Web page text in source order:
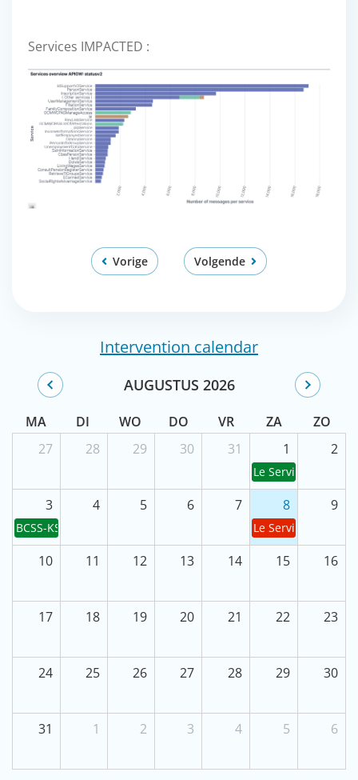
Services IMPACTED :
Vorige Volgende
Intervention calendar
AUGUSTUS 2026
MA DI WO DO VR ZA
ZO
27
28 29 30 31 1
Le Service public
2
3
BCSS-KSZ - R2026-08
4 5 6 7 8
Le Service public
9
10 11 12 13 14 15 16
17 18 19 20 21 22 23
24 25 26 27 28 29 30
31 1 2 3 4 5 6